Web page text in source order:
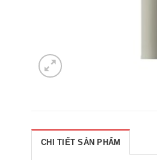
CHI TIẾT SẢN PHẨM